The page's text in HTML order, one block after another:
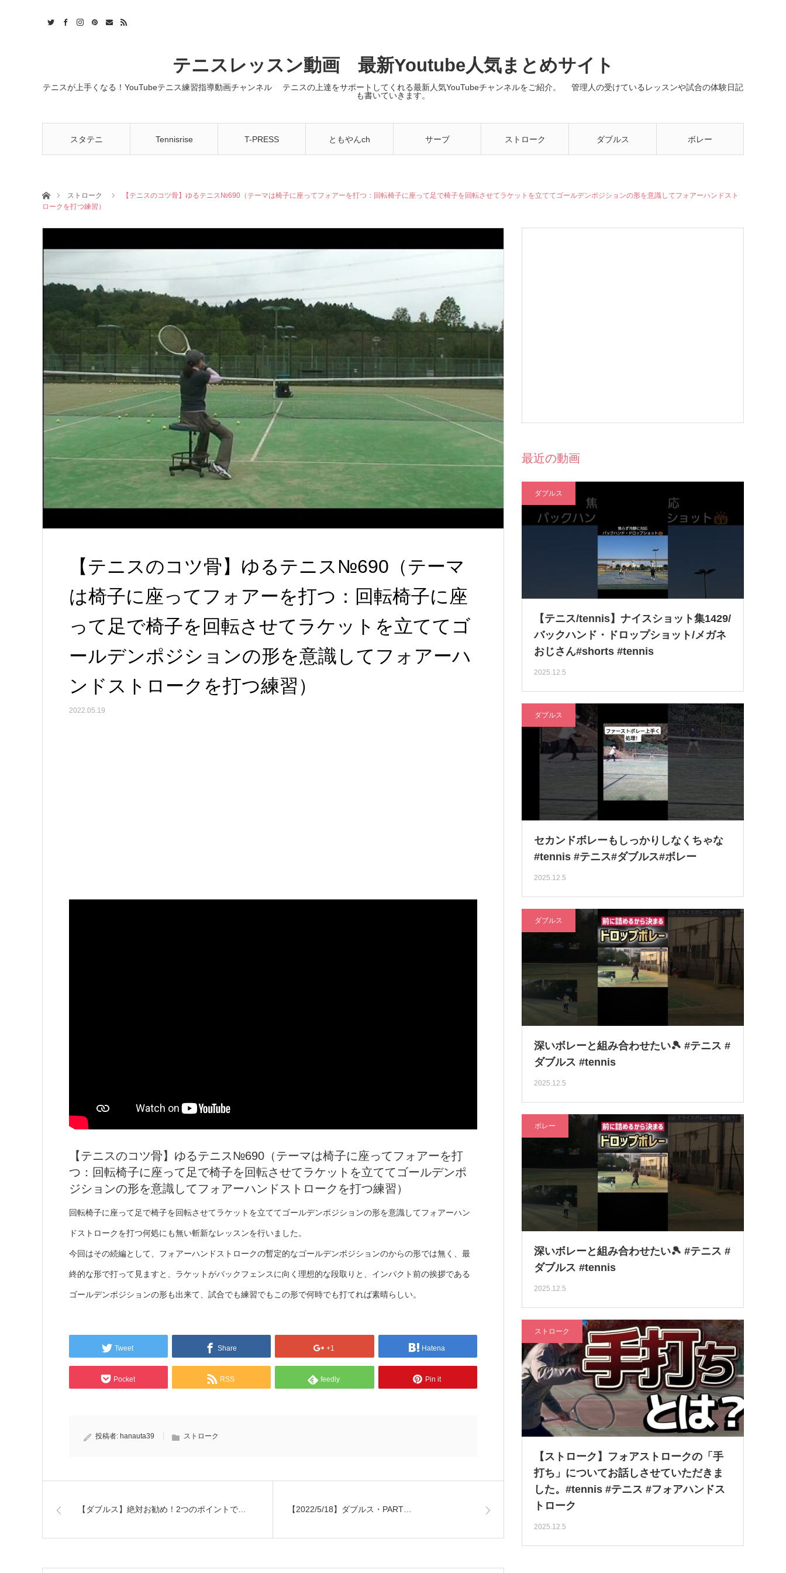
テニスレッスン動画 最新Youtube人気まとめサイト
テニスが上手くなる！YouTubeテニス練習指導動画チャンネル テニスの上達をサポートしてくれる最新人気YouTubeチャンネルをご紹介。 管理人の受けているレッスンや試合の体験日記
も書いていきます。
スタテニ Tennisrise T-PRESS ともやんch サーブ ストローク ダブルス ボレー
ホームストローク
【テニスのコツ骨】ゆるテニス№690（テーマは椅子に座ってフォアーを打つ：回転椅子に座って足で椅子を回転させてラケットを立ててゴールデンポジションの形を意識してフォアーハンドスト
ロークを打つ練習）
【テニスのコツ骨】ゆるテニス№690（テーマ
は椅子に座ってフォアーを打つ：回転椅子に座
って足で椅子を回転させてラケットを立ててゴ
ールデンポジションの形を意識してフォアーハ
ンドストロークを打つ練習）
2022.05.19
【テニスのコツ骨】ゆるテニス№690（テーマは椅子に座ってフォアーを打
つ：回転椅子に座って足で椅子を回転させてラケットを立ててゴールデンポ
ジションの形を意識してフォアーハンドストロークを打つ練習）
回転椅子に座って足で椅子を回転させてラケットを立ててゴールデンポジションの形を意識してフォアーハン
ドストロークを打つ何処にも無い斬新なレッスンを行いました。
今回はその続編として、フォアーハンドストロークの暫定的なゴールデンポジションのからの形では無く、最
終的な形で打って見ますと、ラケットがバックフェンスに向く理想的な段取りと、インパクト前の挨拶である
ゴールデンポジションの形も出来て、試合でも練習でもこの形で何時でも打てれば素晴らしい。
Tweet Share +1 Hatena
Pocket RSS feedly Pin it
投稿者: hanauta39 ストローク
【ダブルス】絶対お勧め！2つのポイントで… 【2022/5/18】ダブルス・PART…
最近の動画
ダブルス
【テニス/tennis】ナイスショット集1429/
バックハンド・ドロップショット/メガネ
おじさん#shorts #tennis
2025.12.5
ダブルス
セカンドボレーもしっかりしなくちゃな
#tennis #テニス#ダブルス#ボレー
2025.12.5
ダブルス
深いボレーと組み合わせたい🎾 #テニス #
ダブルス #tennis
2025.12.5
ボレー
深いボレーと組み合わせたい🎾 #テニス #
ダブルス #tennis
2025.12.5
ストローク
【ストローク】フォアストロークの「手
打ち」についてお話しさせていただきま
した。#tennis #テニス #フォアハンドス
トローク
2025.12.5